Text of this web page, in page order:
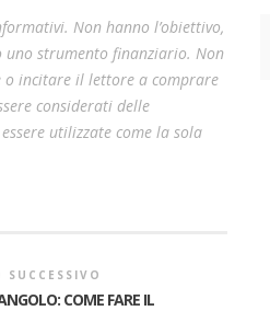
Non hanno l’obiettivo,
uno strumento finanziario. Non
o incitare il lettore a comprare
considerati delle
utilizzate come la sola
COME FARE IL